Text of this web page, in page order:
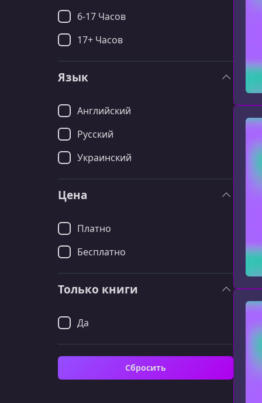
6-17 Часов
17+ Часов
Язык
Английский
Русский
Украинский
Цена
Платно
Бесплатно
Только книги
Да
Сбросить